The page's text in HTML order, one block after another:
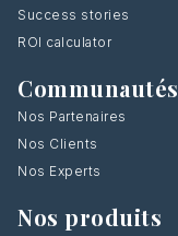
Success stories
ROI calculator
Communautés
Nos Partenaires
Nos Clients
Nos Experts
Nos produits